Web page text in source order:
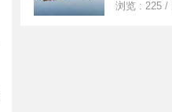
浏览 : 225 /